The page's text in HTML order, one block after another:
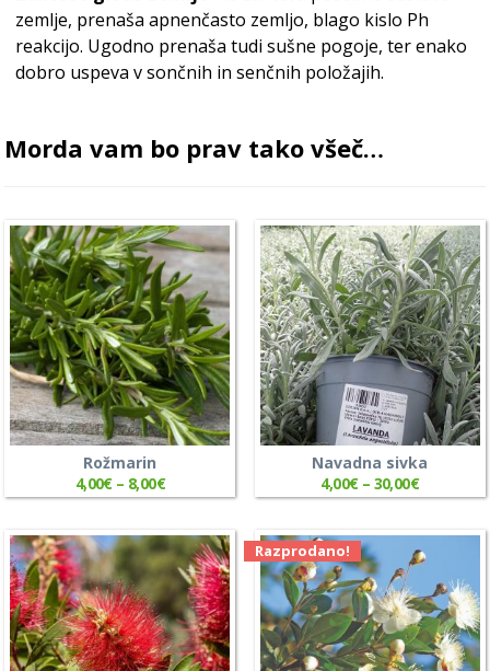
zemlje, prenaša apnenčasto zemljo, blago kislo Ph
reakcijo. Ugodno prenaša tudi sušne pogoje, ter enako
dobro uspeva v sončnih in senčnih položajih.
Morda vam bo prav tako všeč…
Rožmarin
4,00€– 8,00€
Navadna sivka
4,00€– 30,00€
Razprodano!